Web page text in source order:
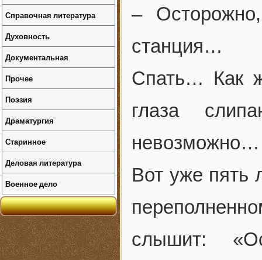
–
станция…
Спать… Как
глаза
невозможно…
Вот уже пять
слышит:
Справочная литература
Духовность
Документальная
Прочее
Поэзия
Драматургия
Старинное
Деловая литература
Военное дело